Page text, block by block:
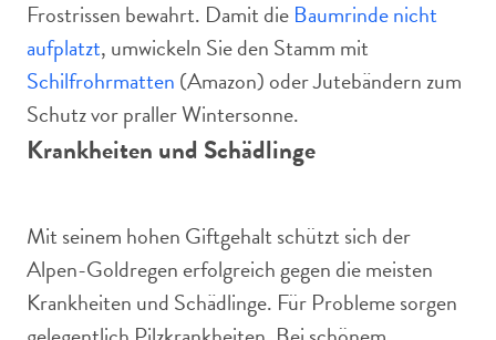
Frostrissen bewahrt. Damit die Baumrinde nicht
aufplatzt, umwickeln Sie den Stamm mit
Schilfrohrmatten (Amazon) oder Jutebändern zum
Schutz vor praller Wintersonne.
Krankheiten und Schädlinge
Mit seinem hohen Giftgehalt schützt sich der
Alpen-Goldregen erfolgreich gegen die meisten
Krankheiten und Schädlinge. Für Probleme sorgen